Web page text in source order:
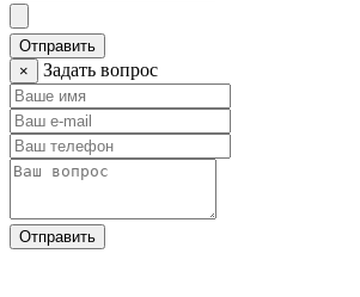
Отправить
×
Задать вопрос
Отправить